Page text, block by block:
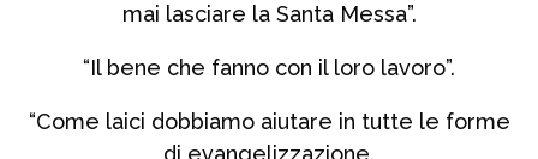
mai lasciare la Santa Messa”.
“Il bene che fanno con il loro lavoro”.
“Come laici dobbiamo aiutare in tutte le forme
di evangelizzazione.